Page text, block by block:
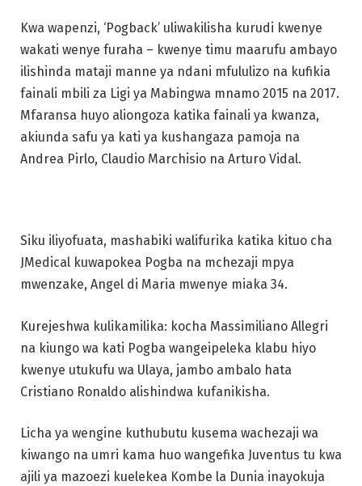
Kwa wapenzi, ‘Pogback’ uliwakilisha kurudi kwenye
wakati wenye furaha – kwenye timu maarufu ambayo
ilishinda mataji manne ya ndani mfululizo na kufikia
fainali mbili za Ligi ya Mabingwa mnamo 2015 na 2017.
Mfaransa huyo aliongoza katika fainali ya kwanza,
akiunda safu ya kati ya kushangaza pamoja na
Andrea Pirlo, Claudio Marchisio na Arturo Vidal.
Siku iliyofuata, mashabiki walifurika katika kituo cha
JMedical kuwapokea Pogba na mchezaji mpya
mwenzake, Angel di Maria mwenye miaka 34.
Kurejeshwa kulikamilika: kocha Massimiliano Allegri
na kiungo wa kati Pogba wangeipeleka klabu hiyo
kwenye utukufu wa Ulaya, jambo ambalo hata
Cristiano Ronaldo alishindwa kufanikisha.
Licha ya wengine kuthubutu kusema wachezaji wa
kiwango na umri kama huo wangefika Juventus tu kwa
ajili ya mazoezi kuelekea Kombe la Dunia inayokuja